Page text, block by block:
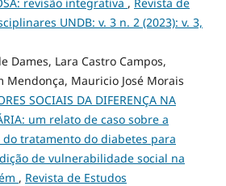
UNDB: v. 3 n. 2 (2023): v. 3,
Dames, Lara Castro Campos,
Mendonça, Mauricio José Morais
SOCIAIS DA DIFERENÇA NA
um relato de caso sobre a
do tratamento do diabetes para
de vulnerabilidade social na
, Revista de Estudos